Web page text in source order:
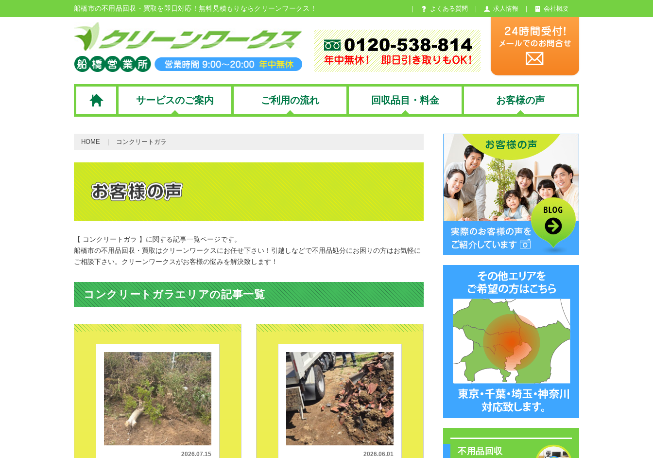
船橋市の不用品回収・買取を即日対応！無料見積もりならクリーンワークス！ よくある質問 求人情報 会社概要
サービスのご案内 ご利用の流れ 回収品目・料金 お客様の声
HOME コンクリートガラ
【 コンクリートガラ 】に関する記事一覧ページです。
船橋市の不用品回収・買取はクリーンワークスにお任せ下さい！引越しなどで不用品処分にお困りの方はお気軽に
ご相談下さい。クリーンワークスがお客様の悩みを解決致します！
コンクリートガラエリアの記事一覧
2026.07.15 2026.06.01 不用品回収